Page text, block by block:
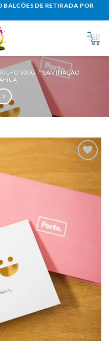
DE RETIRADA POR
300G / LAMINAÇÃO
wishlist